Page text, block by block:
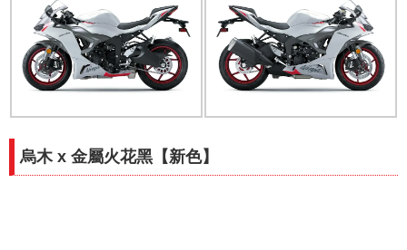
烏木 x 金屬火花黑【新色】